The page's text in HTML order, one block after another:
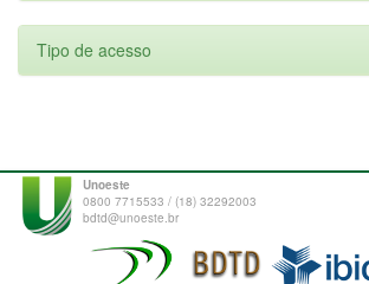
Tipo de acesso
Unoeste
0800 7715533 / (18) 32292003
bdtd@unoeste.br